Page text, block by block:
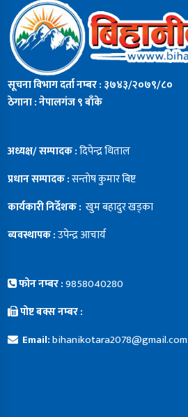
सूचना विभाग दर्ता नम्बर : ३७४३/२०७९/८०
ठेगाना : नेपालगंज ९ बाँके
अध्यक्ष/ सम्पादक :दिपेन्द्र धिताल
प्रधान सम्पादक :सन्ताेष कुमार बिष्ट
कार्यकारी निर्देशक : खुम बहादुर खड्का
ब्यवस्थापक :उपेन्द्र आचार्य
फोन नम्बर :9858040280
पोष्ट बक्स नम्बर :
Email:bihanikotara2078@gmail.com